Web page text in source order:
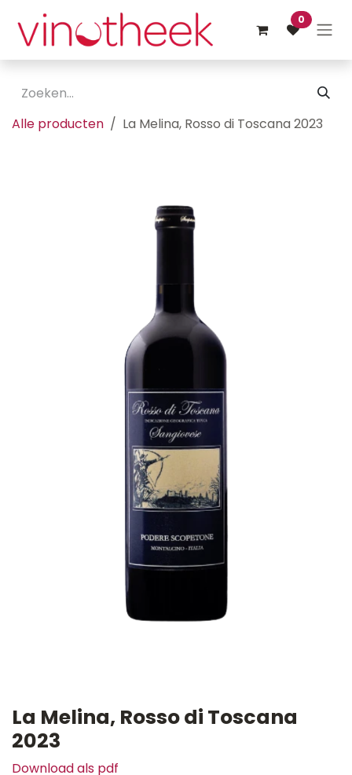
Overslaan naar inhoud
0
Alle producten La Melina, Rosso di Toscana 2023
La Melina, Rosso di Toscana
2023
Download als pdf